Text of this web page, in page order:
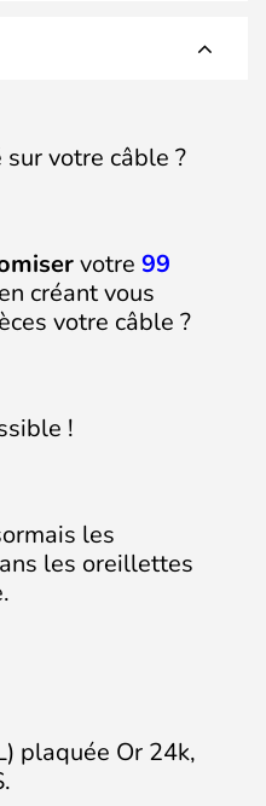
sur votre câble ?
votre 99
en créant vous
votre câble ?
!
les
les oreillettes
plaquée Or 24k,